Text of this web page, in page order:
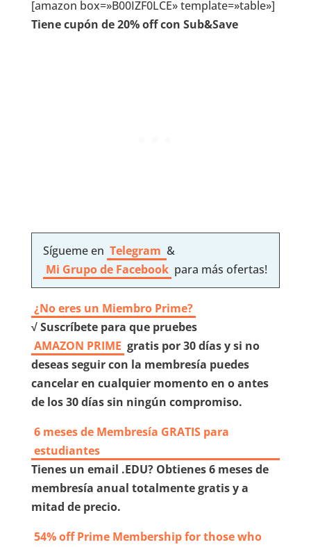
[amazon box=»B00IZF0LCE» template=»table»]
Tiene cupón de 20% off con Sub&Save
Sígueme en Telegram &
Mi Grupo de Facebook para más ofertas!
¿No eres un Miembro Prime?
√ Suscríbete para que pruebes
AMAZON PRIME gratis por 30 días y si no
deseas seguir con la membresía puedes
cancelar en cualquier momento en o antes
de los 30 días sin ningún compromiso.
6 meses de Membresía GRATIS para
estudiantes
Tienes un email .EDU? Obtienes 6 meses de
membresía anual totalmente gratis y a
mitad de precio.
54% off Prime Membership for those who